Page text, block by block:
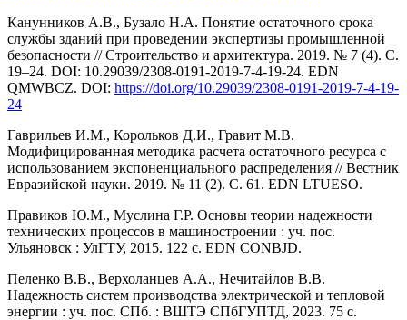
Канунников А.В., Бузало Н.А. Понятие остаточного срока
службы зданий при проведении экспертизы промышленной
безопасности // Строительство и архитектура. 2019. № 7 (4). С.
19–24. DOI: 10.29039/2308-0191-2019-7-4-19-24. EDN
QMWBCZ. DOI: https://doi.org/10.29039/2308-0191-2019-7-4-19-
24
Гаврильев И.М., Корольков Д.И., Гравит М.В.
Модифицированная методика расчета остаточного ресурса с
использованием экспоненциального распределения // Вестник
Евразийской науки. 2019. № 11 (2). С. 61. EDN LTUESO.
Правиков Ю.М., Муслина Г.Р. Основы теории надежности
технических процессов в машиностроении : уч. пос.
Ульяновск : УлГТУ, 2015. 122 с. EDN CONBJD.
Пеленко В.В., Верхоланцев А.А., Нечитайлов В.В.
Надежность систем производства электрической и тепловой
энергии : уч. пос. СПб. : ВШТЭ СПбГУПТД, 2023. 75 с.